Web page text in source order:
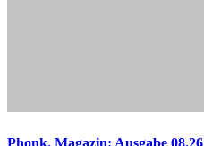
Phonk. Magazin: Ausgabe 08.26